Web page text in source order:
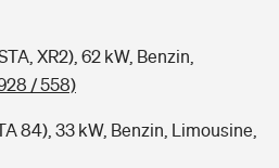
XR2), 62 kW, Benzin,
/ 558)
84), 33 kW, Benzin, Limousine,